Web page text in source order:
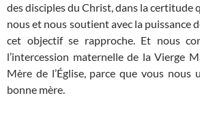
des disciples du Christ, dans la certitude
nous et nous soutient avec la puissance
cet objectif se rapproche. Et nous
l’intercession maternelle de la Vierge
Mère de l’Église, parce que vous nous
bonne mère.